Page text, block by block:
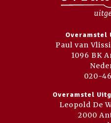
Overamstel
Paul van
1096 BK
020-
Overamstel
Leopold De
2000